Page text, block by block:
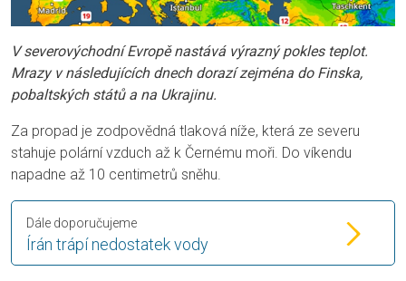
V severovýchodní Evropě nastává výrazný pokles teplot.
Mrazy v následujících dnech dorazí zejména do Finska,
pobaltských států a na Ukrajinu.
Za propad je zodpovědná tlaková níže, která ze severu
stahuje polární vzduch až k Černému moři. Do víkendu
napadne až 10 centimetrů sněhu.
Írán trápí nedostatek vody
Dále doporučujeme